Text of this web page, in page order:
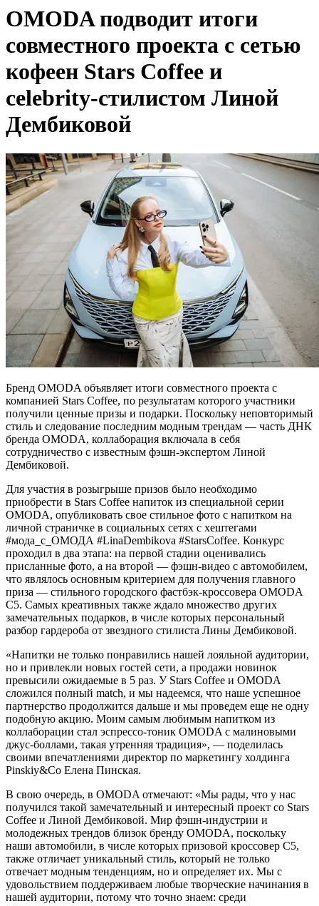
OMODA подводит итоги
совместного проекта с сетью
кофеен Stars Coffee и
celebrity-стилистом Линой
Дембиковой
Бренд OMODA объявляет итоги совместного проекта с
компанией Stars Coffee, по результатам которого участники
получили ценные призы и подарки. Поскольку неповторимый
стиль и следование последним модным трендам — часть ДНК
бренда OMODA, коллаборация включала в себя
сотрудничество с известным фэшн-экспертом Линой
Дембиковой.
Для участия в розыгрыше призов было необходимо
приобрести в Stars Coffee напиток из специальной серии
OMODA, опубликовать свое стильное фото с напитком на
личной страничке в социальных сетях с хештегами
#мода_с_ОМОДА #LinaDembikova #StarsCoffee. Конкурс
проходил в два этапа: на первой стадии оценивались
присланные фото, а на второй — фэшн-видео с автомобилем,
что являлось основным критерием для получения главного
приза — стильного городского фастбэк-кроссовера OMODA
C5. Самых креативных также ждало множество других
замечательных подарков, в числе которых персональный
разбор гардероба от звездного стилиста Лины Дембиковой.
«Напитки не только понравились нашей лояльной аудитории,
но и привлекли новых гостей сети, а продажи новинок
превысили ожидаемые в 5 раз. У Stars Coffee и OMODA
сложился полный match, и мы надеемся, что наше успешное
партнерство продолжится дальше и мы проведем еще не одну
подобную акцию. Моим самым любимым напитком из
коллаборации стал эспрессо-тоник OMODA с малиновыми
джус-боллами, такая утренняя традиция», — поделилась
своими впечатлениями директор по маркетингу холдинга
Pinskiy&Co Елена Пинская.
В свою очередь, в OMODA отмечают: «Мы рады, что у нас
получился такой замечательный и интересный проект со Stars
Coffee и Линой Дембиковой. Мир фэшн-индустрии и
молодежных трендов близок бренду OMODA, поскольку
наши автомобили, в числе которых призовой кроссовер C5,
также отличает уникальный стиль, который не только
отвечает модным тенденциям, но и определяет их. Мы с
удовольствием поддерживаем любые творческие начинания в
нашей аудитории, потому что точно знаем: среди